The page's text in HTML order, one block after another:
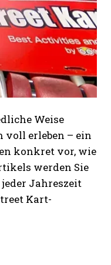
Weise
voll erleben – ein
konkret vor, wie
werden Sie
Jahreszeit
Kart-